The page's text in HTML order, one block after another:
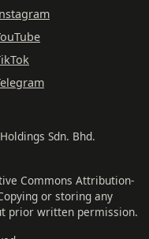
Sdn. Bhd.
Commons Attribution-
or storing any
prior written permission.